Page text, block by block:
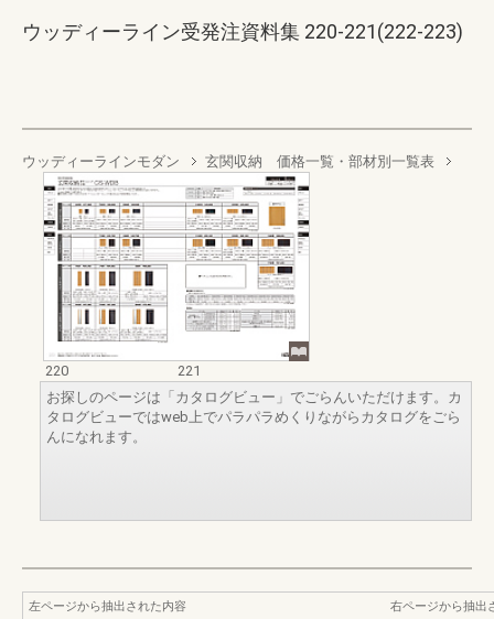
ウッディーライン受発注資料集 220-221(222-223)
ウッディーラインモダン 玄関収納 価格一覧・部材別一覧表
220
221
お探しのページは「カタログビュー」でごらんいただけます。カ
タログビューではweb上でパラパラめくりながらカタログをごら
んになれます。
左ページから抽出された内容
右ページから抽出